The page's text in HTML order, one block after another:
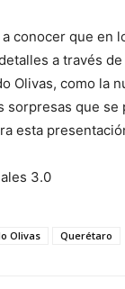
conocer que en
a través
Olivas, como la
sorpresas que se
esta
3.0
Olivas Querétaro